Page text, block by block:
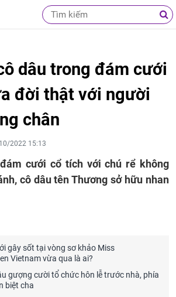
dâu trong đám cưới
đời thật với người
chân
2022 15:13
cưới cổ tích với chú rể không
cô dâu tên Thương sở hữu nhan
gây sốt tại vòng sơ khảo Miss
Vietnam vừa qua là ai?
gượng cười tổ chức hôn lễ trước nhà, phía
biệt cha